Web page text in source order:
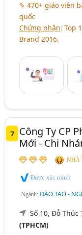
✎ 470+ giáo viên
quốc
Chứng nhận: Top
Brand 2016.
7
Công Ty CP
Mới - Chi
NHÀ
Được xác minh
Ngành:ĐÀO TẠO -
Số 10, Đỗ Thúc
(TPHCM)